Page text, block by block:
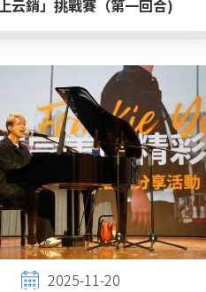
云銷」挑戰賽（第一回合)
2025-11-20